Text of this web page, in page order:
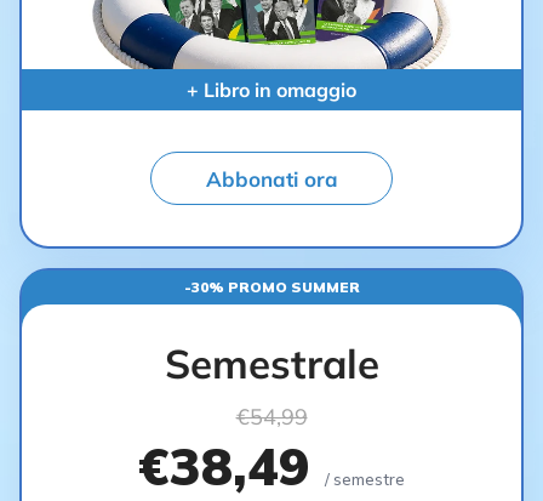
+ Libro in omaggio
Abbonati ora
-30% PROMO SUMMER
Semestrale
€54,99
€38,49 / semestre